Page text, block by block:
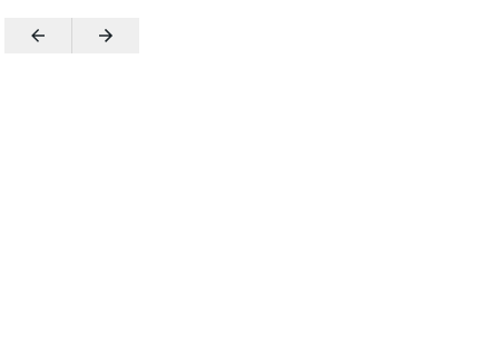
PrécédentSuivant